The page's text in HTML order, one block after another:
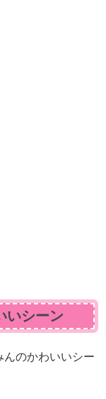
いシーン
んのかわいいシー